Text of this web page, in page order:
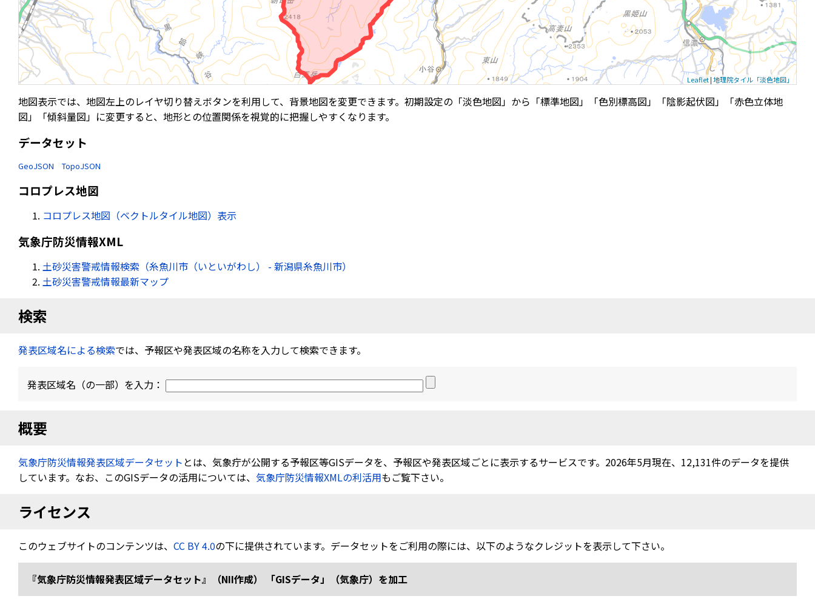
Leaflet|地理院タイル「淡色地図」
地図表示では、地図左上のレイヤ切り替えボタンを利用して、背景地図を変更できます。初期設定の「淡色地図」から「標準地図」「色別標高図」「陰影起伏図」「赤色立体地
図」「傾斜量図」に変更すると、地形との位置関係を視覚的に把握しやすくなります。
データセット
GeoJSON TopoJSON
コロプレス地図
コロプレス地図（ベクトルタイル地図）表示
気象庁防災情報XML
土砂災害警戒情報検索（糸魚川市（いといがわし） - 新潟県糸魚川市）
土砂災害警戒情報最新マップ
検索
発表区域名による検索では、予報区や発表区域の名称を入力して検索できます。
発表区域名（の一部）を入力：
概要
気象庁防災情報発表区域データセット とは、気象疔が公開する予報区等GISデータを、予報区や発表区域ごとに表示するサービスです。2026年5月現在、12,131件のデータを提供
しています。なお、このGISデータの活用については、 気象庁防災情報XMLの利活用もご覧下さい。
ライセンス
このウェブサイトのコンテンツは、 CC BY 4.0の下に提供されています。データセットをご利用の際には、以下のようなクレジットを表示して下さい。
『気象庁防災情報発表区域データセット』（NII作成） 「GISデータ」（気象庁）を加工